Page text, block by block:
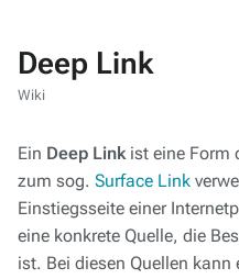
Deep Link
Wiki
Ein Deep Linkist eine Form
zum sog. Surface Link
Einstiegsseite einer
eine konkrete Quelle, die
ist. Bei diesen Quellen